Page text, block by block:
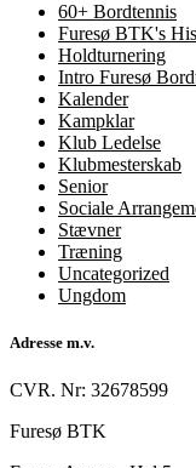
60+ Bordtennis
Furesø BTK's
Holdturnering
Intro Furesø
Kalender
Kampklar
Klub Ledelse
Klubmesterskab
Senior
Sociale
Stævner
Træning
Uncategorized
Ungdom
Adresse m.v.
CVR. Nr: 32678599
Furesø BTK